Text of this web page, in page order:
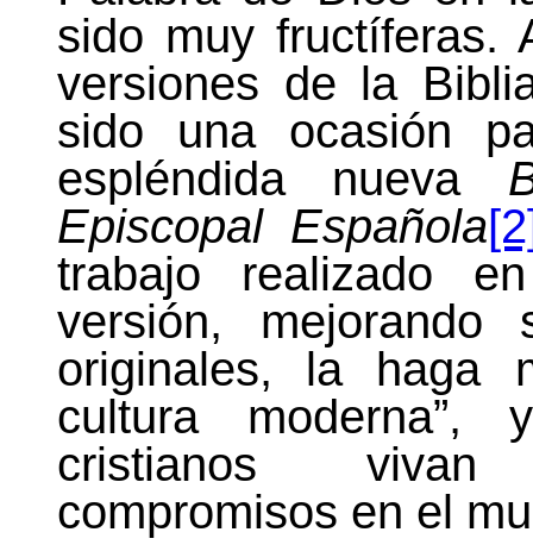
sido muy fructíferas.
versiones de la
sido una ocasión
espléndida nueva
EpiscopalEspañola
trabajo realizado
versión,
originales, la haga
cultura
cristianos vivan
compromisos en el